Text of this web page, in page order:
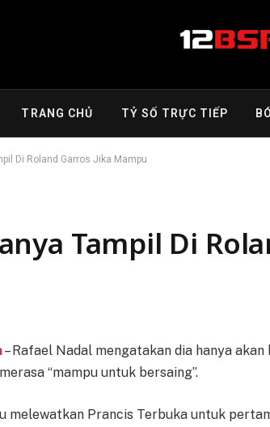
TRANG CHỦ TỶ SỐ TRỰC TIẾP
Di Roland Garros Jika Mampu
Tampil Di
– Rafael Nadal mengatakan dia hanya
“mampu untuk bersaing”.
melewatkan Prancis Terbuka untuk